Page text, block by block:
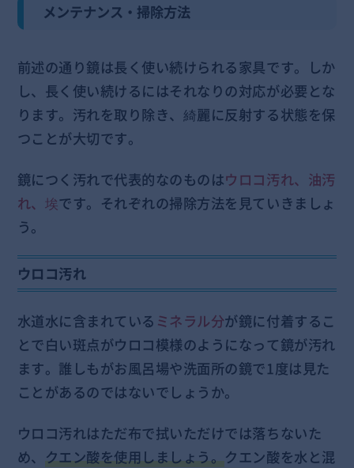
メンテナンス・掃除方法
前述の通り鏡は長く使い続けられる家具です。しか
し、長く使い続けるにはそれなりの対応が必要とな
ります。汚れを取り除き、綺麗に反射する状態を保
つことが大切です。
鏡につく汚れで代表的なのものはウロコ汚れ、油汚
れ、埃です。それぞれの掃除方法を見ていきましょ
う。
ウロコ汚れ
水道水に含まれている ミネラル分が鏡に付着するこ
とで白い斑点がウロコ模様のようになって鏡が汚れ
ます。誰しもがお風呂場や洗面所の鏡で1度は見た
ことがあるのではないでしょうか。
ウロコ汚れはただ布で拭いただけでは落ちないた
め、 クエン酸を使用しましょう。クエン酸を水と混